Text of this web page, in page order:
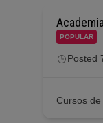
POPULAR
Posted
Cursos